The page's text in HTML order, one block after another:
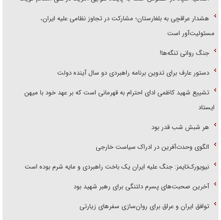
هشدار عراقچی به بلغارستان؛ مشارکت در تجاوز نظامی علیه ایران،
مسئولیت‌آور است
جنگ روانی تنگه‌ها!
دستور عارف برای تدوین برنامه راهبردی دو سال آینده دولت
تشییع شهید کاظمی ادای احترام به قهرمانی است که بر عهد خود با میهن
ایستاد
هر شبش شب قدر بود
الگوی وحدت‌آفرین در ادراک سیاست خارجی
نیویورک‌تایمز: جنگ علیه ایران یک باخت راهبردی و مایه شرم بوده است
آخرین صحبت‌های پسرم دلتنگی برای رهبر شهید بود
توافق ایران و عراق برای روان‌سازی سفر‌های زیارتی